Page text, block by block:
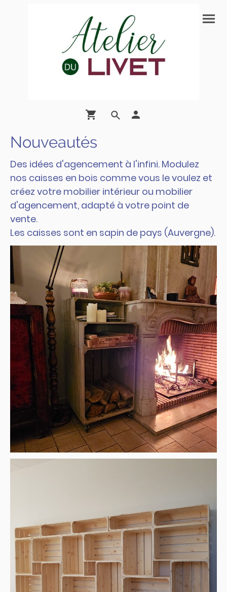
Nouveautés
Des idées d'agencement à l'infini. Modulez
nos caisses en bois comme vous le voulez et
créez votre mobilier intérieur ou mobilier
d'agencement, adapté à votre point de
vente.
Les caisses sont en sapin de pays (Auvergne).